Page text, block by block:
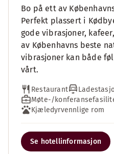
Bo på ett av
Perfekt plassert i
gode vibrasjoner,
av Københavns beste
vibrasjoner kan både
vårt.
Restaurant
Møte-/
Kjæledyrvennlige rom
Se hotellinformasjon